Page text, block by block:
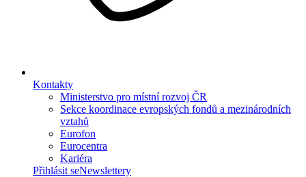
Kontakty
Ministerstvo pro místní rozvoj ČR
Sekce koordinace evropských fondů a mezinárodních
vztahů
Eurofon
Eurocentra
Kariéra
Přihlásit seNewslettery